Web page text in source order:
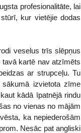
profesionalitāte, lai
kur vietējie dodas
veselus trīs slēpņus
kartē nav atzīmēts
ar strupceļu. Tu
izvietota zīme
kādā īpatnējā rindu
no vienas no mājām
ka nepiederošām
Nesāc pat angliski